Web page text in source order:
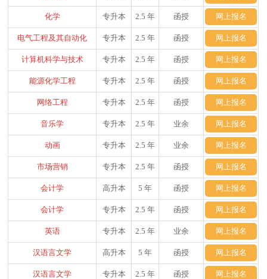
化学 专升本 2.5 年 函授 网上报名
电气工程及其自动化 专升本 2.5 年 函授 网上报名
计算机科学与技术 专升本 2.5 年 函授 网上报名
能源化学工程 专升本 2.5 年 函授 网上报名
网络工程 专升本 2.5 年 函授 网上报名
音乐学 专升本 2.5 年 业余 网上报名
动画 专升本 2.5 年 业余 网上报名
市场营销 专升本 2.5 年 函授 网上报名
会计学 高升本 5 年 函授 网上报名
会计学 专升本 2.5 年 函授 网上报名
英语 专升本 2.5 年 业余 网上报名
汉语言文学 高升本 5 年 函授 网上报名
汉语言文学 专升本 2.5 年 函授 网上报名